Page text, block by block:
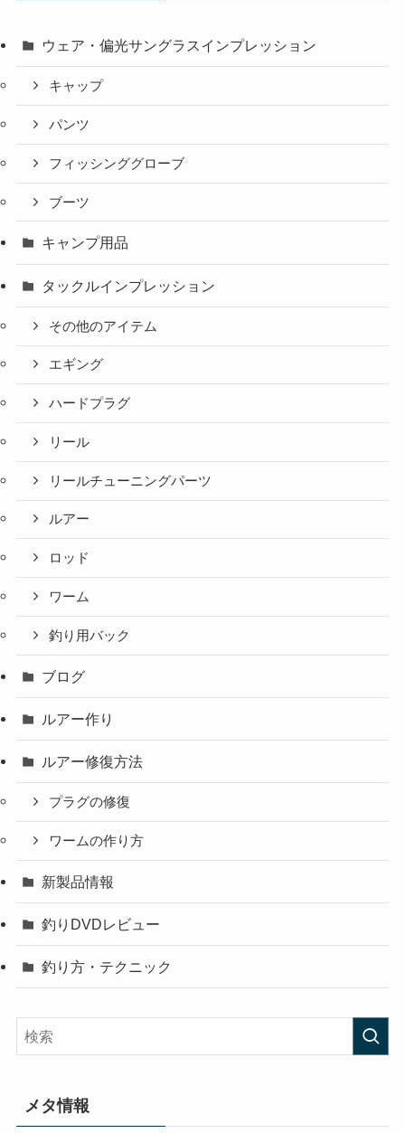
ウェア・偏光サングラスインプレッション
キャップ
パンツ
フィッシンググローブ
ブーツ
キャンプ用品
タックルインプレッション
その他のアイテム
エギング
ハードプラグ
リール
リールチューニングパーツ
ルアー
ロッド
ワーム
釣り用バック
ブログ
ルアー作り
ルアー修復方法
プラグの修復
ワームの作り方
新製品情報
釣りDVDレビュー
釣り方・テクニック
メタ情報